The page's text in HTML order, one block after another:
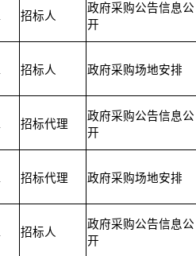
招标人
政府采购公告信息公
开
招标人 政府采购场地安排
招标代理
政府采购公告信息公
开
招标代理 政府采购场地安排
招标人
政府采购公告信息公
开